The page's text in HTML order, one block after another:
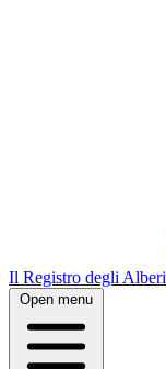
Il Registro degli Alberi
Open menu